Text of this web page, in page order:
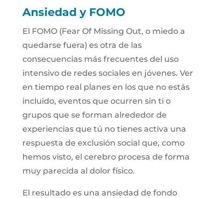
Ansiedad y FOMO
El FOMO (Fear Of Missing Out, o miedo a
quedarse fuera) es otra de las
consecuencias más frecuentes del uso
intensivo de redes sociales en jóvenes. Ver
en tiempo real planes en los que no estás
incluido, eventos que ocurren sin ti o
grupos que se forman alrededor de
experiencias que tú no tienes activa una
respuesta de exclusión social que, como
hemos visto, el cerebro procesa de forma
muy parecida al dolor físico.
El resultado es una ansiedad de fondo